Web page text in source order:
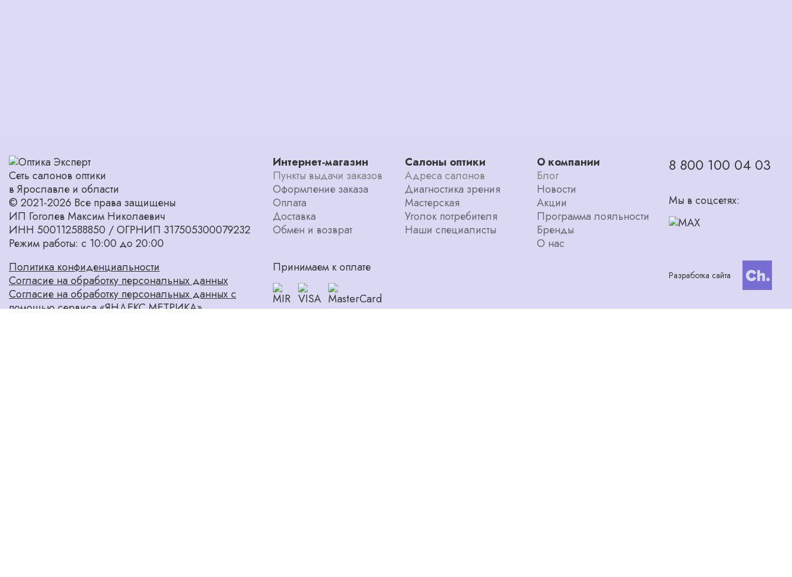
Сеть салонов оптики
в Ярославле и области
© 2021-2026 Все права защищены
ИП Гоголев Максим Николаевич
ИНН 500112588850 / ОГРНИП 317505300079232
Режим работы: с 10:00 до 20:00
Интернет-магазин
Пункты выдачи заказов
Оформление заказа
Оплата
Доставка
Обмен и возврат
Салоны оптики
Адреса салонов
Диагностика зрения
Мастерская
Уголок потребителя
Наши специалисты
О компании
Блог
Новости
Акции
Программа лояльности
Бренды
О нас
8 800 100 04 03
Мы в соцсетях:
Политика конфиденциальности
Согласие на обработку персональных данных
Согласие на обработку персональных данных с
помощью сервиса «ЯНДЕКС.МЕТРИКА»
Принимаем к оплате
Разработка сайта